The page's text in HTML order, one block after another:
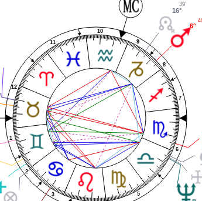
1
2
3
5
6
7
8
9
10
11
12
6°
16°
39'